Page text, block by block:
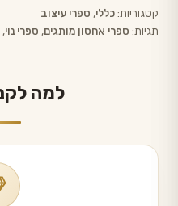
קטגוריות:כללי, ספרי עיצוב
תגיות: ספרי אחסון מותגים, ספרי נוי,
למה